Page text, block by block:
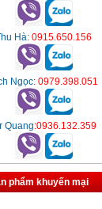
Hà: 0915.650.156
Ngọc: 0979.398.051
Quang:0936.132.359
phẩm khuyến mại